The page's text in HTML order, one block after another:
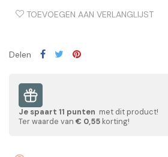
TOEVOEGEN AAN VERLANGLIJST
Delen
Je spaart 11 punten met dit product!
Ter waarde van € 0,55 korting!